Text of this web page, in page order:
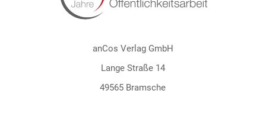
anCos Verlag GmbH
Lange Straße 14
49565 Bramsche